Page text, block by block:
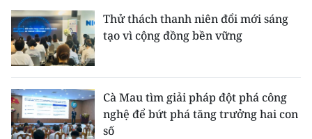
Thử thách thanh niên đổi mới sáng
tạo vì cộng đồng bền vững
Cà Mau tìm giải pháp đột phá công
nghệ để bứt phá tăng trưởng hai con
số